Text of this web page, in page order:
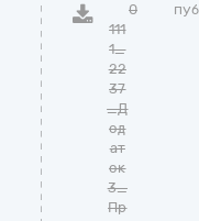
0
111
1_
22
37
_Д
од
ат
ок
3_
Пр